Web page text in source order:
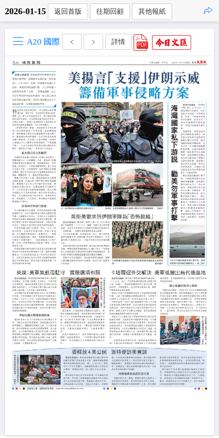
2026-01-15 返回首版 往期回顧 其他報紙
A20 國際 詳情